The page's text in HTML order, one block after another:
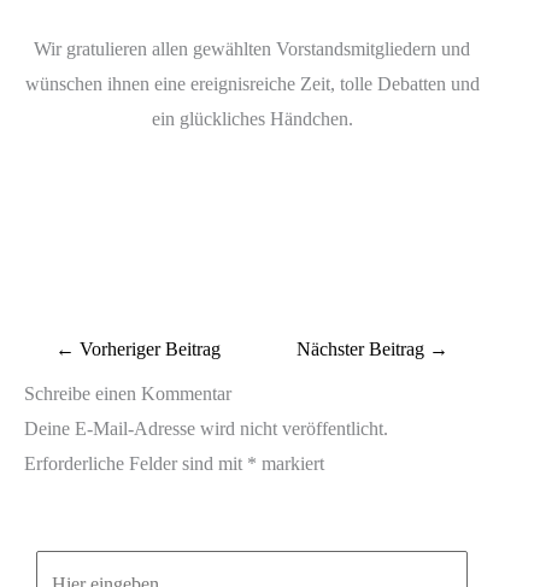
Wir gratulieren allen gewählten Vorstandsmitgliedern und
wünschen ihnen eine ereignisreiche Zeit, tolle Debatten und
ein glückliches Händchen.
← Vorheriger Beitrag Nächster Beitrag →
Schreibe einen Kommentar
Deine E-Mail-Adresse wird nicht veröffentlicht.
Erforderliche Felder sind mit * markiert